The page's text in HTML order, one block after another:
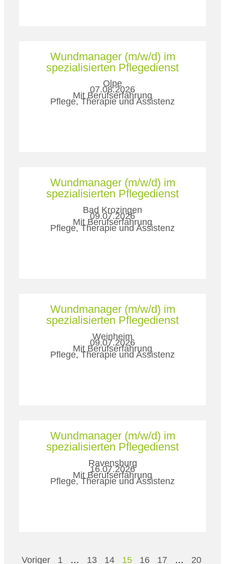
Wundmanager (m/w/d) im
spezialisierten Pflegedienst
Olpe
07.08.2026
Mit Berufserfahrung
Pflege, Therapie und Assistenz
Wundmanager (m/w/d) im
spezialisierten Pflegedienst
Bad Krozingen
09.07.2026
Mit Berufserfahrung
Pflege, Therapie und Assistenz
Wundmanager (m/w/d) im
spezialisierten Pflegedienst
Weinheim
09.07.2026
Mit Berufserfahrung
Pflege, Therapie und Assistenz
Wundmanager (m/w/d) im
spezialisierten Pflegedienst
Ravensburg
16.07.2026
Mit Berufserfahrung
Pflege, Therapie und Assistenz
Voriger 1 … 13 14 15 16 17 … 20